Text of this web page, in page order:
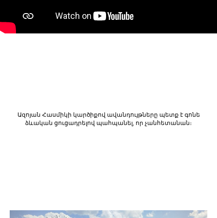
Ազոյան Հասմիկի կարծիքով ավանդույթները պետք է գոնե
ձևական ցուցադրելով պահպանել, որ չանհետանան։